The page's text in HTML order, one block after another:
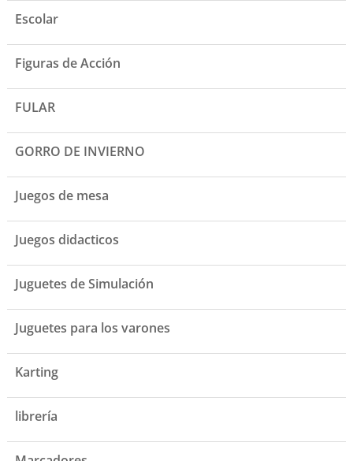
Escolar
Figuras de Acción
FULAR
GORRO DE INVIERNO
Juegos de mesa
Juegos didacticos
Juguetes de Simulación
Juguetes para los varones
Karting
librería